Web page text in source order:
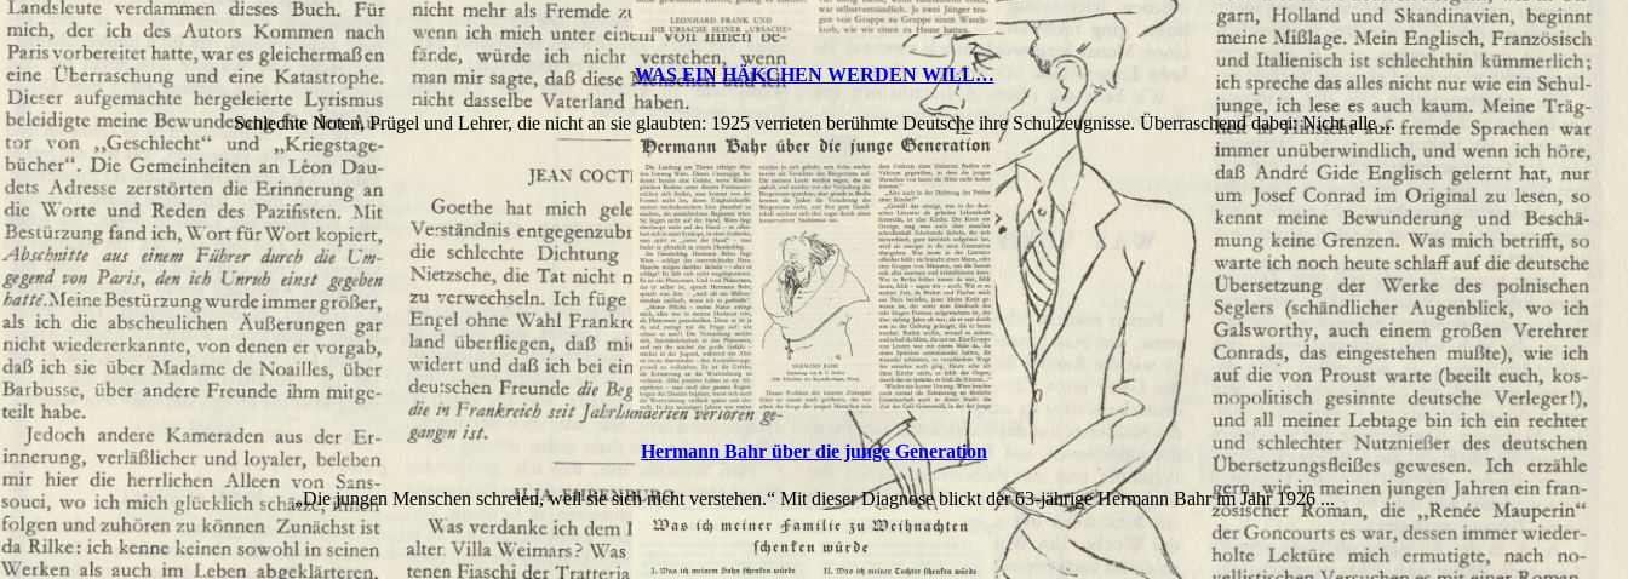
WAS EIN HÄKCHEN WERDEN WILL…
Schlechte Noten, Prügel und Lehrer, die nicht an sie glaubten: 1925 verrieten berühmte Deutsche ihre Schulzeugnisse. Überraschend dabei: Nicht alle ...
Hermann Bahr über die junge Generation
„Die jungen Menschen schreien, weil sie sich nicht verstehen.“ Mit dieser Diagnose blickt der 63-jährige Hermann Bahr im Jahr 1926 ...